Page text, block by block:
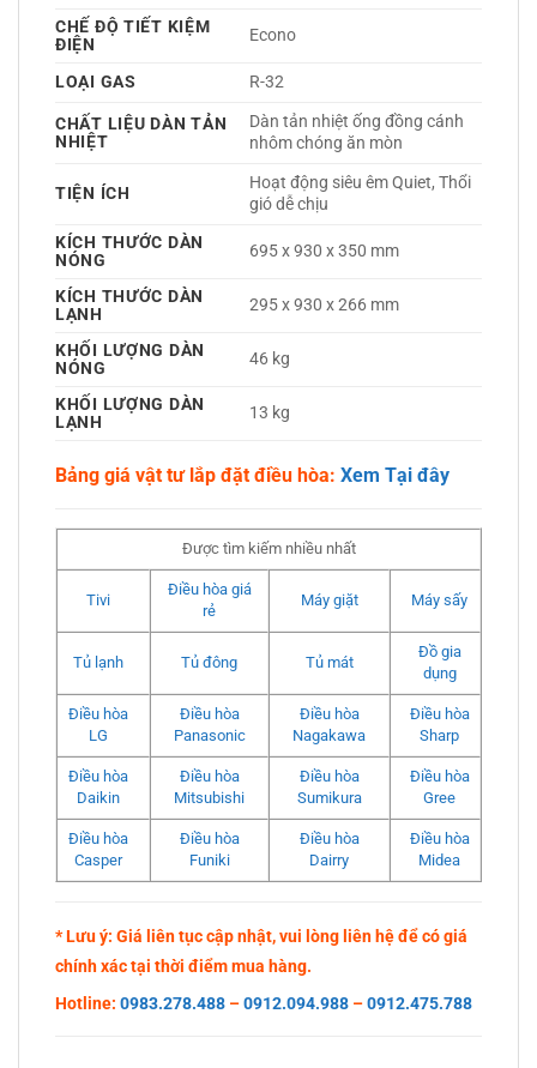
CHẾ ĐỘ TIẾT KIỆM
ĐIỆN
Econo
LOẠI GAS R-32
CHẤT LIỆU DÀN TẢN
NHIỆT
Dàn tản nhiệt ống đồng cánh
nhôm chóng ăn mòn
TIỆN ÍCH
Hoạt động siêu êm Quiet, Thổi
gió dễ chịu
KÍCH THƯỚC DÀN
NÓNG
695 x 930 x 350 mm
KÍCH THƯỚC DÀN
LẠNH
295 x 930 x 266 mm
KHỐI LƯỢNG DÀN
NÓNG
46 kg
KHỐI LƯỢNG DÀN
LẠNH
13 kg
Bảng giá vật tư lắp đặt điều hòa: Xem Tại đây
Được tìm kiếm nhiều nhất
Tivi
Điều hòa giá
rẻ
Máy giặt Máy sấy
Tủ lạnh Tủ đông Tủ mát
Đồ gia
dụng
Điều hòa
LG
Điều hòa
Panasonic
Điều hòa
Nagakawa
Điều hòa
Sharp
Điều hòa
Daikin
Điều hòa
Mitsubishi
Điều hòa
Sumikura
Điều hòa
Gree
Điều hòa
Casper
Điều hòa
Funiki
Điều hòa
Dairry
Điều hòa
Midea
* Lưu ý: Giá liên tục cập nhật, vui lòng liên hệ để có giá
chính xác tại thời điểm mua hàng.
Hotline: 0983.278.488 –0912.094.988 –0912.475.788